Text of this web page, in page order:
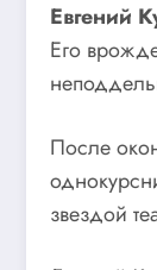
Евгений
Его
После
звездой